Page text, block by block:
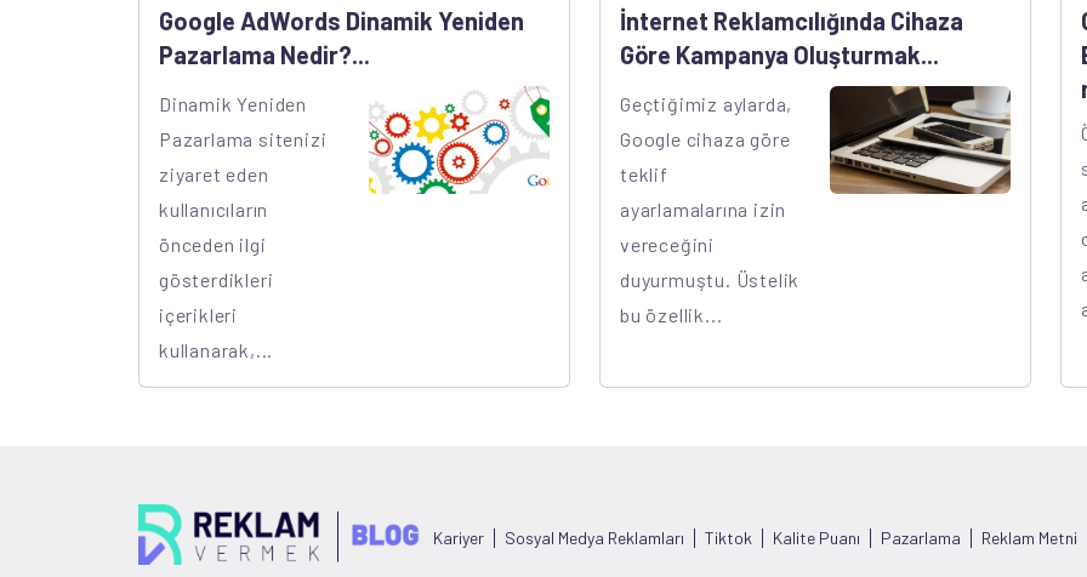
Google AdWords Dinamik Yeniden
Pazarlama Nedir?...
Dinamik Yeniden
Pazarlama sitenizi
ziyaret eden
kullanıcıların
önceden ilgi
gösterdikleri
içerikleri
kullanarak,...
İnternet Reklamcılığında Cihaza
Göre Kampanya Oluşturmak...
Geçtiğimiz aylarda,
Google cihaza göre
teklif
ayarlamalarına izin
vereceğini
duyurmuştu. Üstelik
bu özellik...
Kariyer Sosyal Medya Reklamları Tiktok Kalite Puanı Pazarlama Reklam Metni